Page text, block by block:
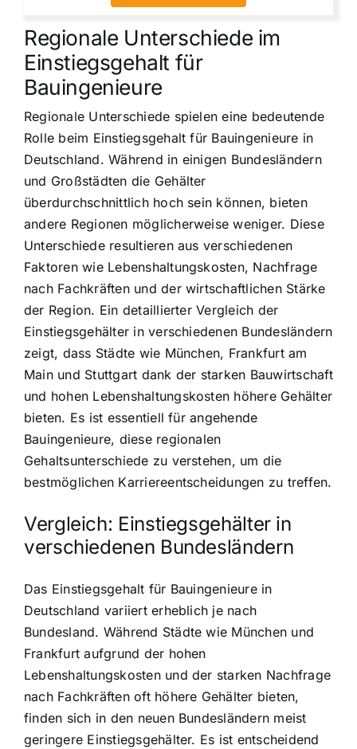
Regionale Unterschiede im
Einstiegsgehalt für
Bauingenieure
Regionale Unterschiede spielen eine bedeutende
Rolle beim Einstiegsgehalt für Bauingenieure in
Deutschland. Während in einigen Bundesländern
und Großstädten die Gehälter
überdurchschnittlich hoch sein können, bieten
andere Regionen möglicherweise weniger. Diese
Unterschiede resultieren aus verschiedenen
Faktoren wie Lebenshaltungskosten, Nachfrage
nach Fachkräften und der wirtschaftlichen Stärke
der Region. Ein detaillierter Vergleich der
Einstiegsgehälter in verschiedenen Bundesländern
zeigt, dass Städte wie München, Frankfurt am
Main und Stuttgart dank der starken Bauwirtschaft
und hohen Lebenshaltungskosten höhere Gehälter
bieten. Es ist essentiell für angehende
Bauingenieure, diese regionalen
Gehaltsunterschiede zu verstehen, um die
bestmöglichen Karriereentscheidungen zu treffen.
Vergleich: Einstiegsgehälter in
verschiedenen Bundesländern
Das Einstiegsgehalt für Bauingenieure in
Deutschland variiert erheblich je nach
Bundesland. Während Städte wie München und
Frankfurt aufgrund der hohen
Lebenshaltungskosten und der starken Nachfrage
nach Fachkräften oft höhere Gehälter bieten,
finden sich in den neuen Bundesländern meist
geringere Einstiegsgehälter. Es ist entscheidend